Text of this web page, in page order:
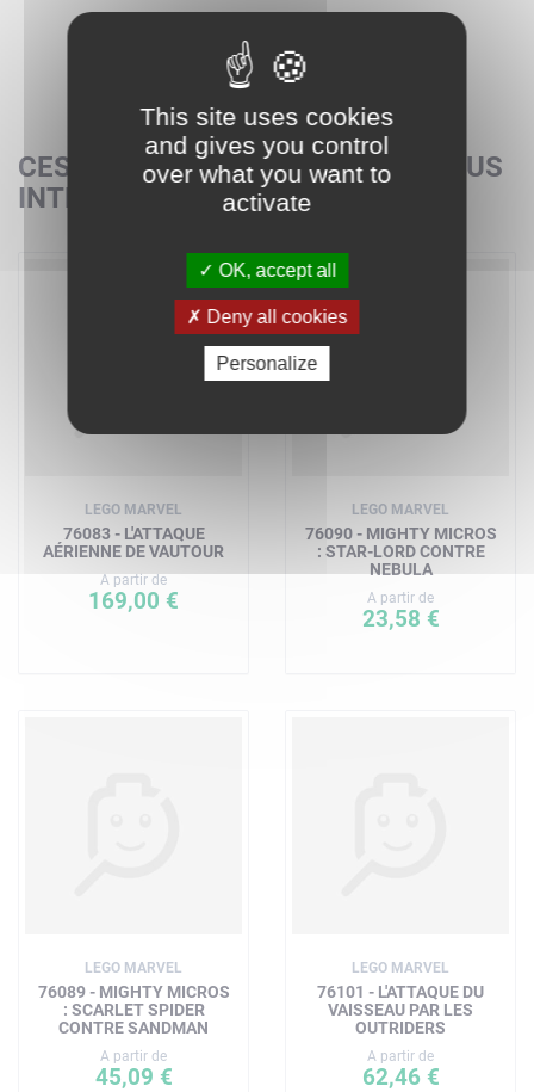
CES SETS POURRAIENT AUSSI VOUS
INTÉRESSER
LEGO MARVEL
76083 - L'ATTAQUE
AÉRIENNE DE VAUTOUR
A partir de
169,00 €
LEGO MARVEL
76090 - MIGHTY MICROS
: STAR-LORD CONTRE
NEBULA
A partir de
23,58 €
LEGO MARVEL
76089 - MIGHTY MICROS
: SCARLET SPIDER
CONTRE SANDMAN
A partir de
45,09 €
LEGO MARVEL
76101 - L'ATTAQUE DU
VAISSEAU PAR LES
OUTRIDERS
A partir de
62,46 €
This site uses cookies
and gives you control
over what you want to
activate
OK, accept all
Deny all cookies
Personalize